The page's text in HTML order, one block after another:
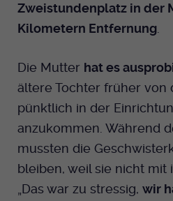
Zweistundenplatz in der
Kilometern Entfernung.
Die Mutter hat es
ältere Tochter früher von
pünktlich in der
anzukommen. Während
mussten die
bleiben, weil sie nicht mit
„Das war zu stressig, wir